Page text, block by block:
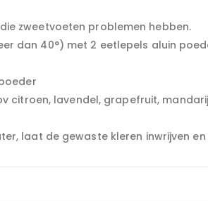
zweetvoeten problemen hebben.
dan 40°) met 2 eetlepels aluin
citroen, lavendel, grapefruit,
laat de gewaste kleren inwrijven